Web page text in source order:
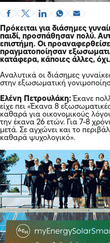
Πρόκειται για διάσημες
παιδί, προσπάθησαν πολύ.
επιστήμη. Οι
πραγματοποίησαν
κατάφερα, κάποιες άλλες, όχι.
Αναλυτικά οι διάσημες
στην εξωσωματική
Ελένη Πετρουλάκη:Έκανε
είχε πει «Έκανα 8
καθαρά για οικονομικούς
την έκανα 26 ετών. Για 7-8
μετά. Σε αγχώνει και το
καθαρά ψυχολογικό».